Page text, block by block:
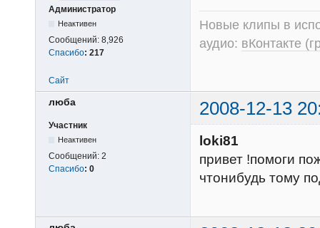
Администратор
Неактивен
Сообщений: 8,926
Спасибо: 217
Новые клипы в
аудио: вКонтакте
Сайт
люба 2008-12-13
Участник
Неактивен
Сообщений: 2
Спасибо: 0
loki81
привет !помоги
чтонибудь тому